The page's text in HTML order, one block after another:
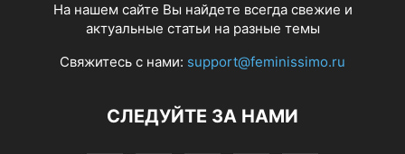
На нашем сайте Вы найдете всегда свежие и
актуальные статьи на разные темы
Свяжитесь с нами: support@feminissimo.ru
СЛЕДУЙТЕ ЗА НАМИ